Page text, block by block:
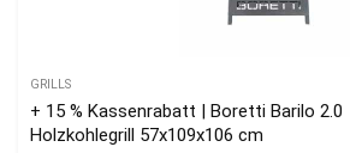
GRILLS
+ 15 % Kassenrabatt | Boretti Barilo 2.0
Holzkohlegrill 57x109x106 cm